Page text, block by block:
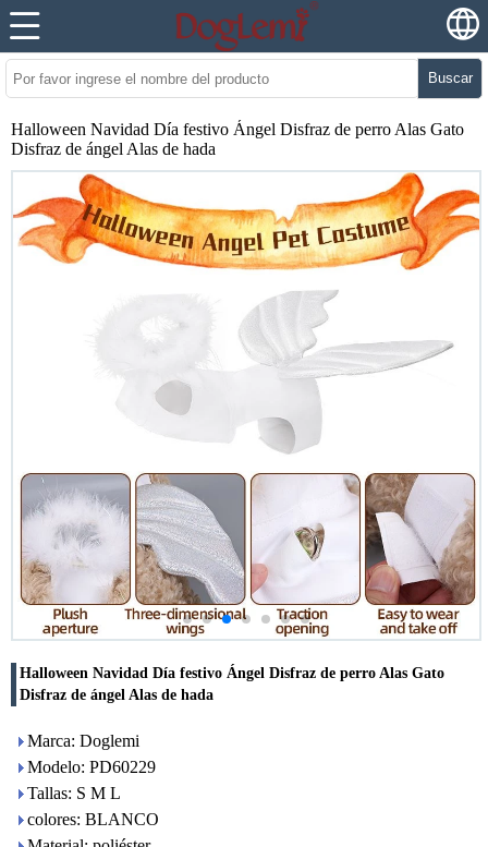
Buscar
Halloween Navidad Día festivo Ángel Disfraz de perro Alas Gato
Disfraz de ángel Alas de hada
Halloween Navidad Día festivo Ángel Disfraz de perro Alas Gato
Disfraz de ángel Alas de hada
Marca: Doglemi
Modelo: PD60229
Tallas: S M L
colores: BLANCO